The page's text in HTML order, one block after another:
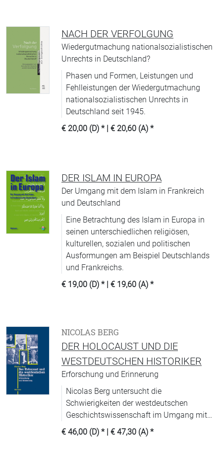
NACH DER VERFOLGUNG
Wiedergutmachung nationalsozialistischen
Unrechts in Deutschland?
Phasen und Formen, Leistungen und
Fehlleistungen der Wiedergutmachung
nationalsozialistischen Unrechts in
Deutschland seit 1945.
€ 20,00 (D) * | € 20,60 (A) *
DER ISLAM IN EUROPA
Der Umgang mit dem Islam in Frankreich
und Deutschland
Eine Betrachtung des Islam in Europa in
seinen unterschiedlichen religiösen,
kulturellen, sozialen und politischen
Ausformungen am Beispiel Deutschlands
und Frankreichs.
€ 19,00 (D) * | € 19,60 (A) *
NICOLAS BERG
DER HOLOCAUST UND DIE
WESTDEUTSCHEN HISTORIKER
Erforschung und Erinnerung
Nicolas Berg untersucht die
Schwierigkeiten der westdeutschen
Geschichtswissenschaft im Umgang mit
dem Holocaust.
€ 46,00 (D) * | € 47,30 (A) *